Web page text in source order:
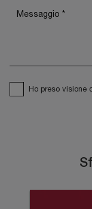
Ho preso visione